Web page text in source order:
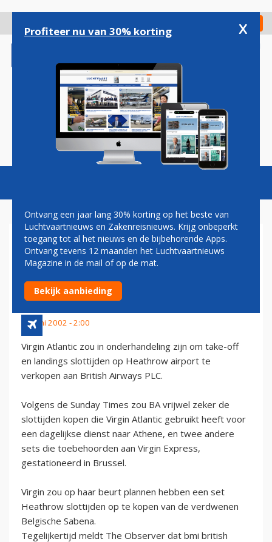
gaan
Check in
Magazine Podcasts Vacatures
VIRGIN OVERWEEGT
SLOTTIJDEN HEATHROW TE
VERKOPEN AAN BA
16 juni 2002 - 2:00
Virgin Atlantic zou in onderhandeling zijn om take-off
en landings slottijden op Heathrow airport te
verkopen aan British Airways PLC.
Volgens de Sunday Times zou BA vrijwel zeker de
slottijden kopen die Virgin Atlantic gebruikt heeft voor
een dagelijkse dienst naar Athene, en twee andere
sets die toebehoorden aan Virgin Express,
gestationeerd in Brussel.
Virgin zou op haar beurt plannen hebben een set
Heathrow slottijden op te kopen van de verdwenen
Belgische Sabena.
Tegelijkertijd meldt The Observer dat bmi british
Profiteer nu van 30% korting x
Ontvang een jaar lang 30% korting op het beste van
Luchtvaartnieuws en Zakenreisnieuws. Krijg onbeperkt
toegang tot al het nieuws en de bijbehorende Apps.
Ontvang tevens 12 maanden het Luchtvaartnieuws
Magazine in de mail of op de mat.
Bekijk aanbieding